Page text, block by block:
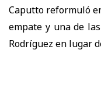
Caputto reformuló
empate y una de
Rodríguez en lugar